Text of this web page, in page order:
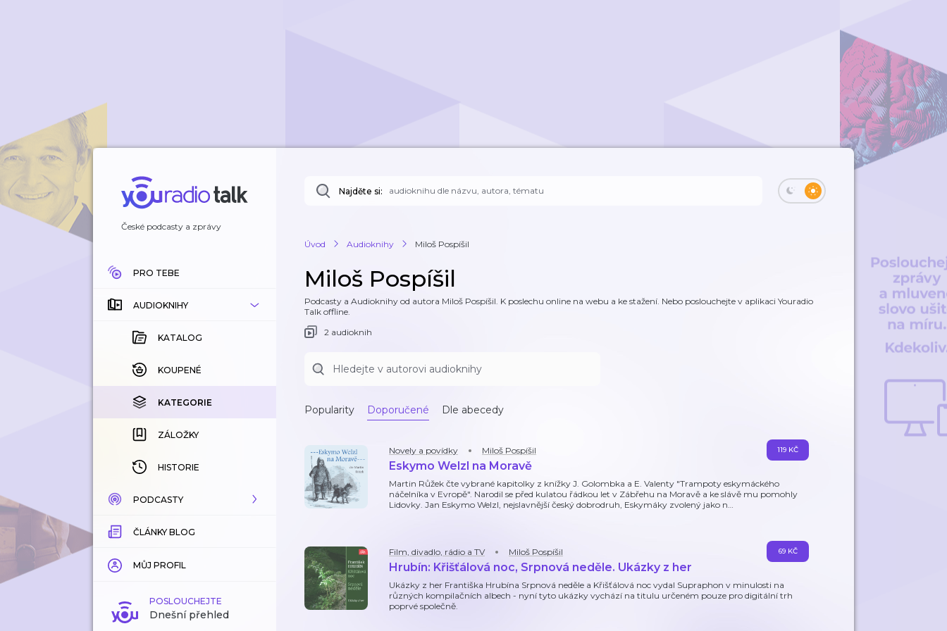
České podcasty a zprávy
PRO TEBE
AUDIOKNIHY
KATALOG
KOUPENÉ
KATEGORIE
ZÁLOŽKY
HISTORIE
PODCASTY
KATALOG
KATEGORIE
ZÁLOŽKY
ČLÁNKY BLOG
MŮJ PROFIL
POSLOUCHEJTE
Dnešní přehled
Najděte si:
Úvod Audioknihy Miloš Pospíšil
Miloš Pospíšil
Podcasty a Audioknihy od autora Miloš Pospíšil. K poslechu online na webu a ke stažení. Nebo poslouchejte v aplikaci Youradio
Talk offline.
2 audioknih
Popularity Doporučené Dle abecedy
Novely a povídky Miloš Pospíšil
Eskymo Welzl na Moravě
Martin Růžek čte vybrané kapitolky z knížky J. Golombka a E. Valenty "Trampoty eskymáckého
náčelníka v Evropě". Narodil se před kulatou řádkou let v Zábřehu na Moravě a ke slávě mu pomohly
Lidovky. Jan Eskymo Welzl, nejslavnější český dobrodruh, Eskymáky zvolený jako n…
119 KČ
Film, divadlo, rádio a TV Miloš Pospíšil
Hrubín: Křišťálová noc, Srpnová neděle. Ukázky z her
Ukázky z her Františka Hrubína Srpnová neděle a Křišťálová noc vydal Supraphon v minulosti na
různých kompilačních albech - nyní tyto ukázky vychází na titulu určeném pouze pro digitální trh
poprvé společně.
69 KČ